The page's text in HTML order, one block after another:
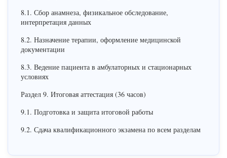
8.1. Сбор анамнеза, физикальное обследование,
интерпретация данных
8.2. Назначение терапии, оформление медицинской
документации
8.3. Ведение пациента в амбулаторных и стационарных
условиях
Раздел 9. Итоговая аттестация (36 часов)
9.1. Подготовка и защита итоговой работы
9.2. Сдача квалификационного экзамена по всем разделам